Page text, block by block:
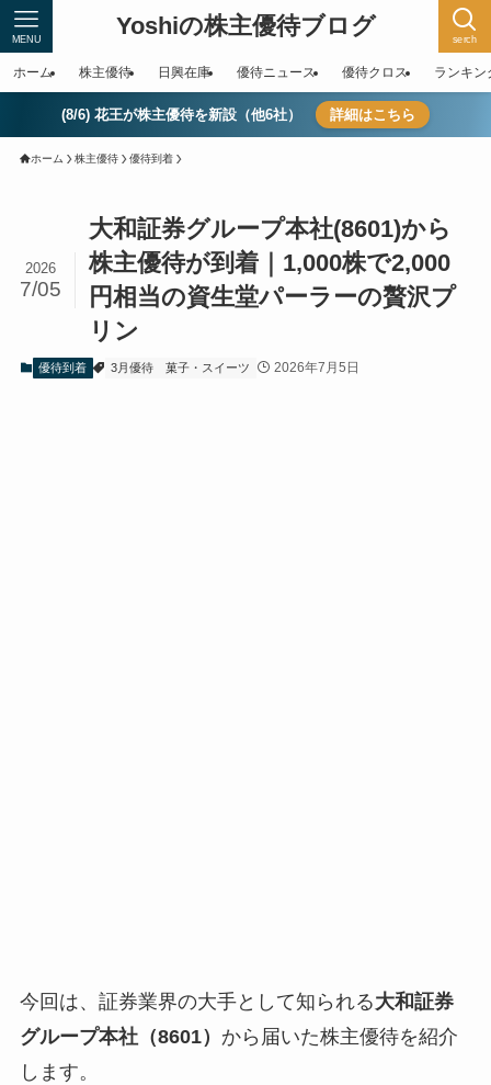
Yoshiの株主優待ブログ serch
MENU
ホーム 株主優待 日興在庫 優待ニュース 優待クロス ランキン
(8/6) 花王が株主優待を新設（他6社） 詳細はこちら
ホーム 株主優待 優待到着
大和証券グループ本社(8601)から
株主優待が到着｜1,000株で2,000
円相当の資生堂パーラーの贅沢プ
リン
2026
7/05
優待到着 3月優待 菓子・スイーツ 2026年7月5日
今回は、証券業界の大手として知られる大和証券
グループ本社（8601） から届いた株主優待を紹介
します。